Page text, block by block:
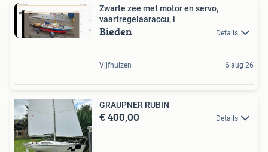
Zwarte zee met motor en servo,
vaartregelaaraccu, i
Bieden Details
Vijfhuizen 6 aug 26
GRAUPNER RUBIN
€ 400,00 Details